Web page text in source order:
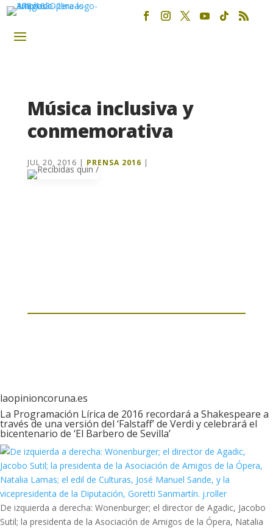
Música inclusiva y
conmemorativa
JUL 20, 2016 | PRENSA 2016 |
laopinioncoruna.es
La Programación Lírica de 2016 recordará a Shakespeare a
través de una versión del ‘Falstaff’ de Verdi y celebrará el
bicentenario de ‘El Barbero de Sevilla’
De izquierda a derecha: Wonenburger; el director de Agadic, Jacobo
Sutil; la presidenta de la Asociación de Amigos de la Ópera, Natalia